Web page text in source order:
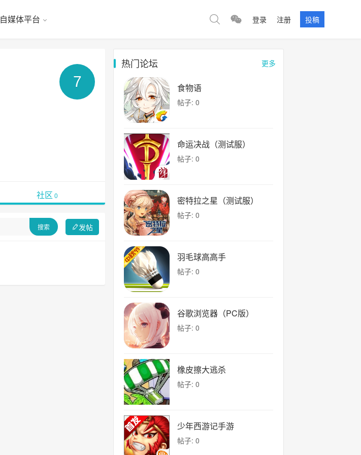
自媒体平台 登录 注册 投稿
7
社区 0
发帖
更多
热门论坛
食物语
帖子: 0
命运决战（测试服）
帖子: 0
密特拉之星（测试服）
帖子: 0
羽毛球高高手
帖子: 0
谷歌浏览器（PC版）
帖子: 0
橡皮擦大逃杀
帖子: 0
少年西游记手游
帖子: 0